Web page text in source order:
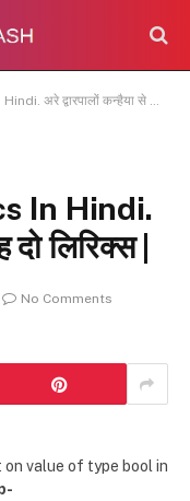
कन्हैया से कह दो लिरिक्स |
In Hindi.
लिरिक्स |
No Comments
value of type bool in